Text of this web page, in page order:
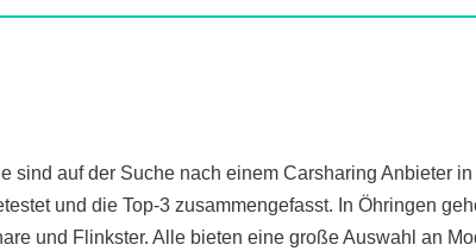
sind auf der Suche nach einem Carsharing Anbieter
und die Top-3 zusammengefasst. In Öhringen
und Flinkster. Alle bieten eine große Auswahl an